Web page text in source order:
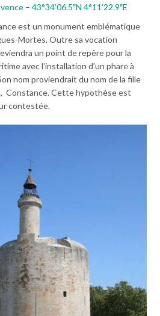
– 43°34’06.5″N 4°11’22.9″E
est un monument emblématique
Mortes. Outre sa vocation
un point de repère pour la
avec l’installation d’un phare à
nom proviendrait du nom de la fille
Constance. Cette hypothèse est
contestée.